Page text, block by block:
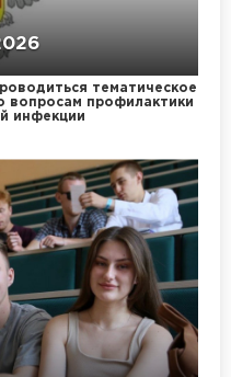
тематическое
вопросам профилактики
инфекции